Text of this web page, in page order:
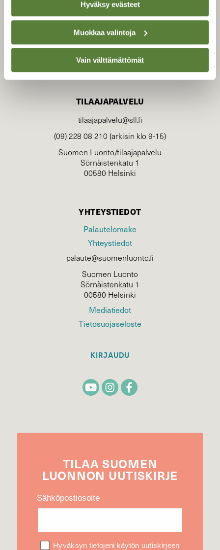
Hyväksy evästeet
Muokkaa valintoja
Vain välttämättömät
TILAAJAPALVELU
tilaajapalvelu@sll.fi
(09) 228 08 210 (arkisin klo 9-15)
Suomen Luonto/tilaajapalvelu
Sörnäistenkatu 1
00580 Helsinki
YHTEYSTIEDOT
Palautelomake
Yhteystiedot
palaute@suomenluonto.fi
Suomen Luonto
Sörnäistenkatu 1
00580 Helsinki
Mediatiedot
Tietosuojaseloste
KIRJAUDU
TILAA SUOMEN
LUONNON UUTIS­KIRJE
Sähköpostiosoite
Hyväksyn tietojeni käytön uutiskirjeen